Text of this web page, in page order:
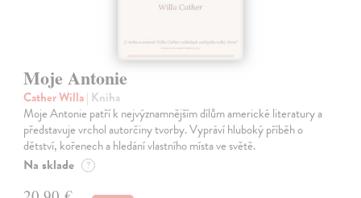
Moje Antonie
Cather Willa| Kniha
Moje Antonie patří k nejvýznamnějším dílům americké literatury a
představuje vrchol autorčiny tvorby. Vypráví hluboký příběh o
dětství, kořenech a hledání vlastního místa ve světě.
Na sklade ?